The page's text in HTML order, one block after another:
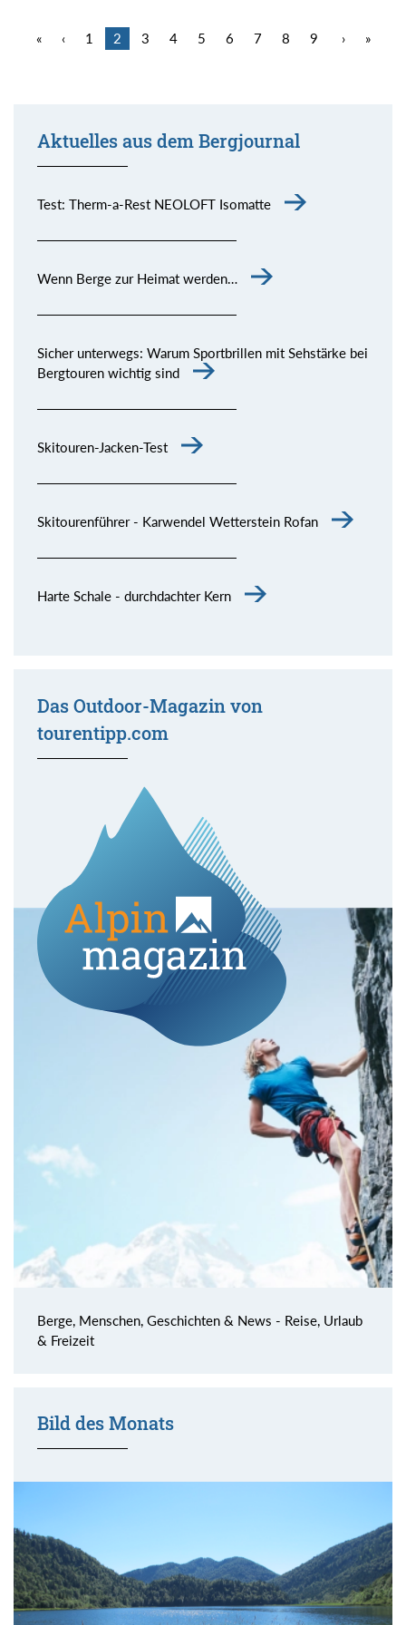
« ‹ 1 2 3 4 5 6 7 8 9 › »
Aktuelles aus dem Bergjournal
Test: Therm-a-Rest NEOLOFT Isomatte
Wenn Berge zur Heimat werden…
Sicher unterwegs: Warum Sportbrillen mit Sehstärke bei
Bergtouren wichtig sind
Skitouren-Jacken-Test
Skitourenführer - Karwendel Wetterstein Rofan
Harte Schale - durchdachter Kern
Das Outdoor-Magazin von
tourentipp.com
Berge, Menschen, Geschichten & News - Reise, Urlaub
& Freizeit
Bild des Monats